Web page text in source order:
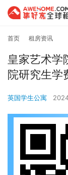
首页 租房资讯
皇家艺术学
院研究生学
英国学生公寓